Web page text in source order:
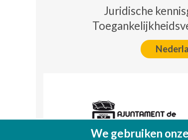
Juridische
We gebruiken